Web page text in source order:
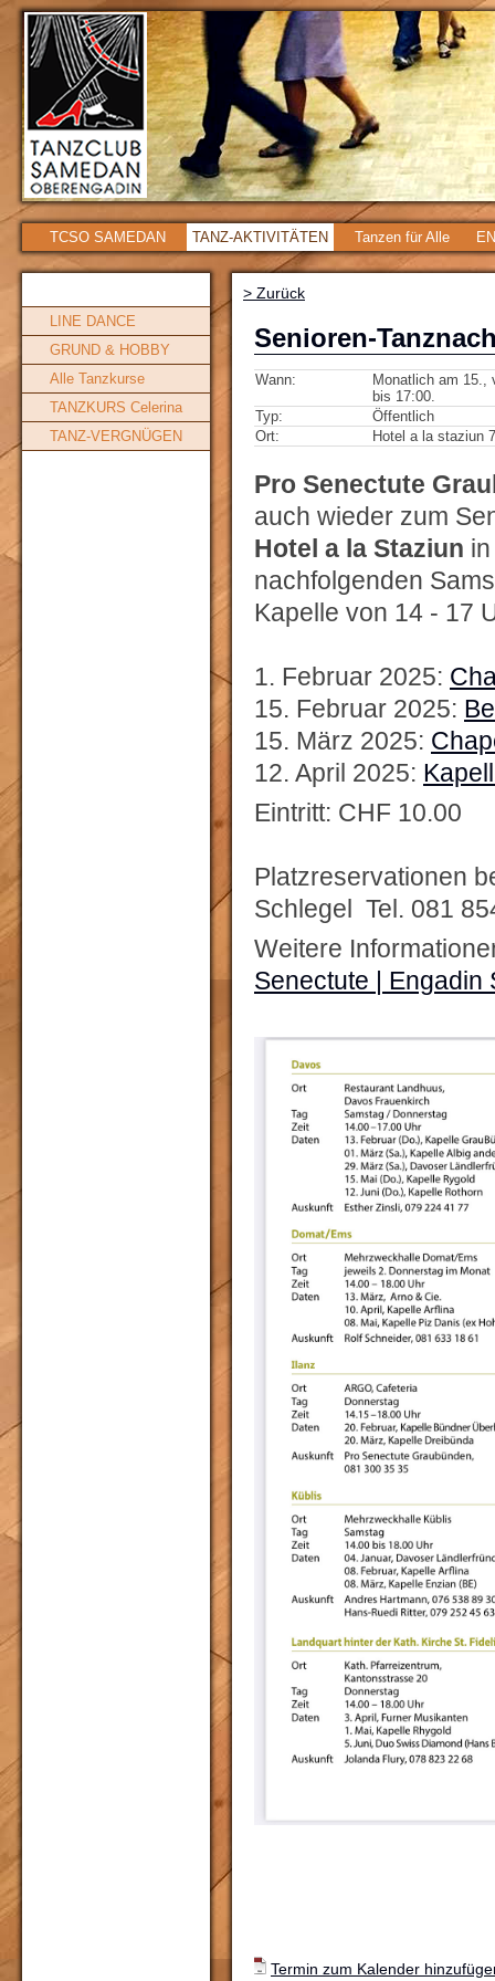
TCSO SAMEDAN TANZ-AKTIVITÄTEN Tanzen für Alle
LINE DANCE
GRUND & HOBBY
Alle Tanzkurse
TANZKURS Celerina
TANZ-VERGNÜGEN
> Zurück
Senioren-
Wann:
Monatlich am 15.,
bis 17:00.
Typ:
Öffentlich
Ort:
Hotel a la staziun
Pro Senectute
auch wieder zum
Hotel a la Staziun
nachfolgenden
Kapelle von 14 - 17
1. Februar 2025:
15. Februar 2025:
15. März 2025:
12. April 2025:
Eintritt: CHF 10.00
Platzreservationen
Schlegel Tel. 081
Weitere
Senectute | Engadin
Termin zum Kalender